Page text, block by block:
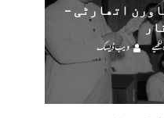
اتھارٹی –
ویب ڈیسک